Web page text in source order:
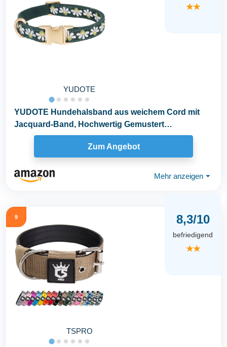
YUDOTE
★★
YUDOTE Hundehalsband aus weichem Cord mit
Jacquard-Band, Hochwertig Gemustert
Blumenmuster für...
Zum Angebot
Mehr anzeigen ⏷
9
TSPRO
8,3/10
befriedigend
★★